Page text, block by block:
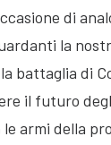
di
la
battaglia di
il futuro
armi della